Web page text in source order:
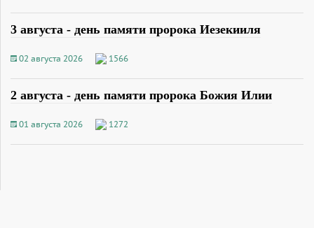
3 августа - день памяти пророка Иезекииля
02 августа 2026 1566
2 августа - день памяти пророка Божия Илии
01 августа 2026 1272